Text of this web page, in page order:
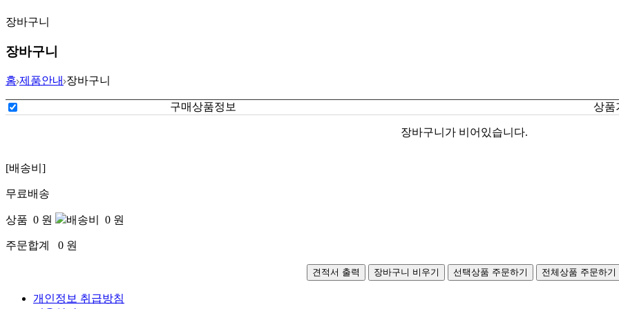
장바구니
장바구니
홈 제품안내 장바구니
구매상품정보 상품
장바구니가 비어있습니다.
[배송비]
무료배송
상품 0 원 배송비 0 원
주문합계 0 원
개인정보 취급방침